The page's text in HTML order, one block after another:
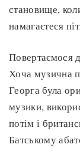
становище,
намагаєтеся
Повертаємося
Хоча музична
Георга була
музики,
потім і
Батському